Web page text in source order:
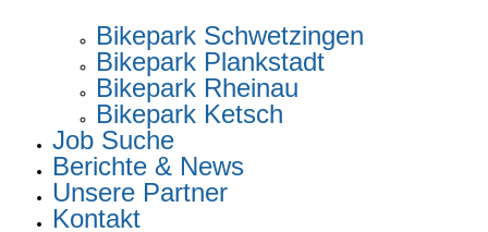
Bikepark Schwetzingen
Bikepark Plankstadt
Bikepark Rheinau
Bikepark Ketsch
Job Suche
Berichte & News
Unsere Partner
Kontakt